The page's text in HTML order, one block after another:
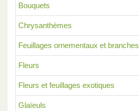
Bouquets
Chrysanthèmes
Feuillages ornementaux et branches
Fleurs
Fleurs et feuillages exotiques
Glaïeuls